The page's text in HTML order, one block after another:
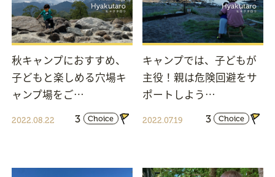
秋キャンプにおすすめ、
子どもと楽しめる穴場キ
ャンプ場をご…
2022.08.22 3 Choice
キャンプでは、子どもが
主役！親は危険回避をサ
ポートしよう…
2022.07.19 3 Choice